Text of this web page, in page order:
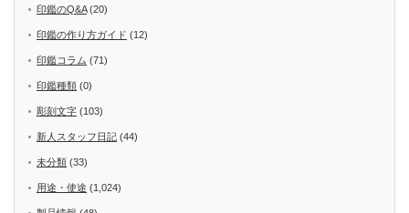
印鑑のQ&A(20)
印鑑の作り方ガイド (12)
印鑑コラム (71)
印鑑種類 (0)
彫刻文字 (103)
新人スタッフ日記 (44)
未分類 (33)
用途・使途 (1,024)